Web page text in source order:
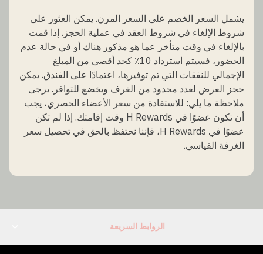
يشمل السعر الخصم على السعر المرن. يمكن العثور على
شروط الإلغاء في شروط العقد في عملية الحجز. إذا قمت
بالإلغاء في وقت متأخر عما هو مذكور هناك أو في حالة عدم
الحضور، فسيتم استرداد 10٪ كحد أقصى من المبلغ
الإجمالي للنفقات التي تم توفيرها، اعتمادًا على الفندق. يمكن
حجز العرض لعدد محدود من الغرف ويخضع للتوافر. يرجى
ملاحظة ما يلي: للاستفادة من سعر الأعضاء الحصري، يجب
أن تكون عضوًا في H Rewards وقت إقامتك. إذا لم تكن
عضوًا في H Rewards، فإننا نحتفظ بالحق في تحصيل سعر
الغرفة القياسي.
الروابط السريعة